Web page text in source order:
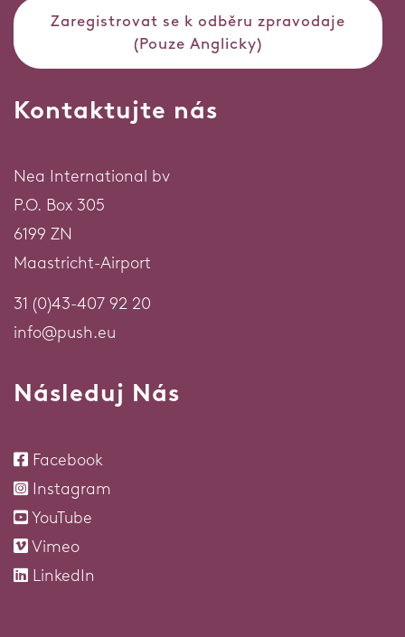
Zaregistrovat se k odběru zpravodaje
(Pouze Anglicky)
Kontaktujte nás
Nea International bv
P.O. Box 305
6199 ZN
Maastricht-Airport
31 (0)43-407 92 20
info@push.eu
Následuj Nás
Facebook
Instagram
YouTube
Vimeo
LinkedIn